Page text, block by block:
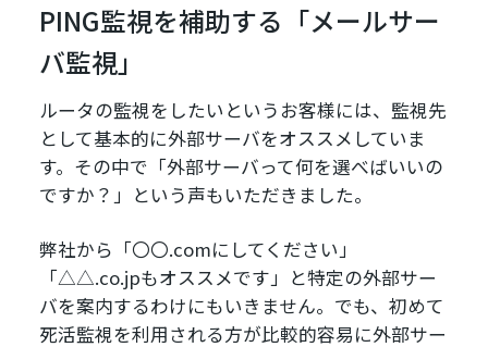
PING監視を補助する「メールサー
バ監視」
ルータの監視をしたいというお客様には、監視先
として基本的に外部サーバをオススメしていま
す。その中で「外部サーバって何を選べばいいの
ですか？」という声もいただきました。
弊社から「〇〇.comにしてください」
「△△.co.jpもオススメです」と特定の外部サー
バを案内するわけにもいきません。でも、初めて
死活監視を利用される方が比較的容易に外部サー